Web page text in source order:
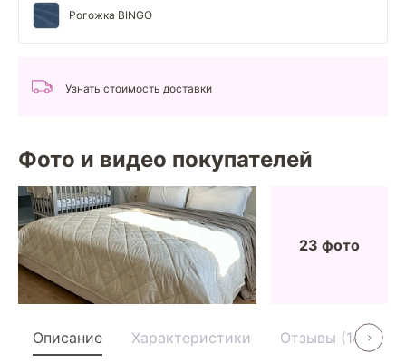
Рогожка BINGO
Узнать стоимость доставки
Фото и видео покупателей
23 фото
Описание Характеристики Отзывы (14)